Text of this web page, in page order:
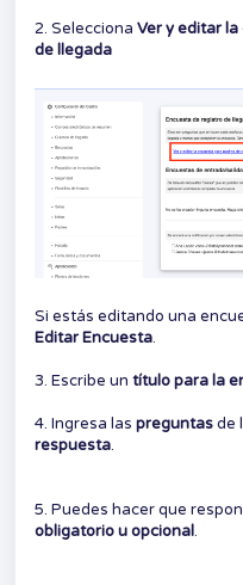
2. Selecciona Ver y editar
de llegada
Si estás editando una
Editar Encuesta.
3. Escribe un título para la
4. Ingresa las preguntasde
respuesta.
5. Puedes hacer que
obligatorio u opcional.